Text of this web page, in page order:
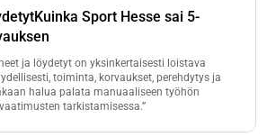
Sport Hesse sai 5-
ja löydetyt on yksinkertaisesti loistava
toiminta, korvaukset, perehdytys ja
halua palata manuaaliseen työhön
tarkistamisessa.”